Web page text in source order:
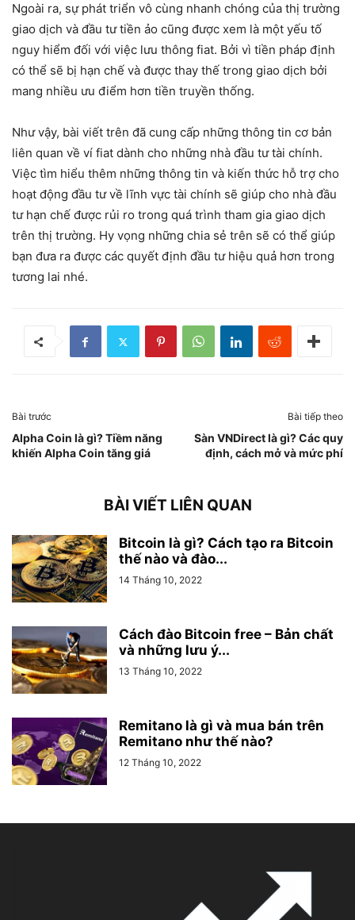
Ngoài ra, sự phát triển vô cùng nhanh chóng của thị trường
giao dịch và đầu tư tiền ảo cũng được xem là một yếu tố
nguy hiểm đối với việc lưu thông fiat. Bởi vì tiền pháp định
có thể sẽ bị hạn chế và được thay thế trong giao dịch bởi
mang nhiều ưu điểm hơn tiền truyền thống.
Như vậy, bài viết trên đã cung cấp những thông tin cơ bản
liên quan về ví fiat dành cho những nhà đầu tư tài chính.
Việc tìm hiểu thêm những thông tin và kiến thức hỗ trợ cho
hoạt động đầu tư về lĩnh vực tài chính sẽ giúp cho nhà đầu
tư hạn chế được rủi ro trong quá trình tham gia giao dịch
trên thị trường. Hy vọng những chia sẻ trên sẽ có thể giúp
bạn đưa ra được các quyết định đầu tư hiệu quả hơn trong
tương lai nhé.
Bài trước
Alpha Coin là gì? Tiềm năng
khiến Alpha Coin tăng giá
Bài tiếp theo
Sàn VNDirect là gì? Các quy
định, cách mở và mức phí
BÀI VIẾT LIÊN QUAN
Bitcoin là gì? Cách tạo ra Bitcoin
thế nào và đào...
14 Tháng 10, 2022
Cách đào Bitcoin free – Bản chất
và những lưu ý...
13 Tháng 10, 2022
Remitano là gì và mua bán trên
Remitano như thế nào?
12 Tháng 10, 2022